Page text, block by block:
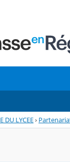
DU LYCEE›